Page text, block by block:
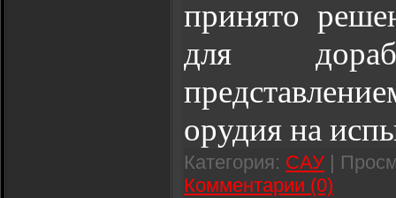
принято
для
орудия на
Категория: САУ |
Комментарии (0)